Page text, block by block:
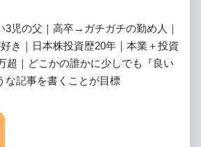
3児の父｜高卒→ガチガチの勤め人｜
き｜日本株投資歴20年｜本業＋投資
超｜どこかの誰かに少しでも『良い
な記事を書くことが目標